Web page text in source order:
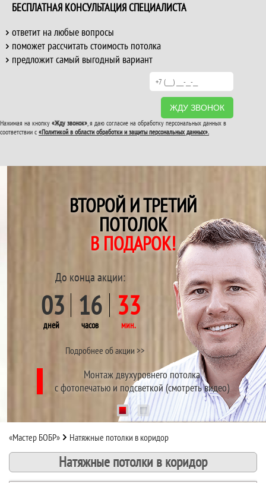
ВТОРОЙ И ТРЕТИЙ
ПОТОЛОК
В ПОДАРОК!
До конца акции:
03 16 33
дней часов мин.
Подробнее об акции >>
Монтаж двухуровнего потолка
с фотопечатью и подсветкой (смотреть видео)
1
БЕСПЛАТНАЯ КОНСУЛЬТАЦИЯ СПЕЦИАЛИСТА
ответит на любые вопросы
поможет рассчитать стоимость потолка
предложит самый выгодный вариант
ЖДУ ЗВОНОК
Нажимая на кнопку «Жду звонок», я даю согласие на обработку персональных данных в
соответствии с «Политикой в области обработки и защиты персональных данных».
«Мастер БОБР» Натяжные потолки в коридор
Натяжные потолки в коридор